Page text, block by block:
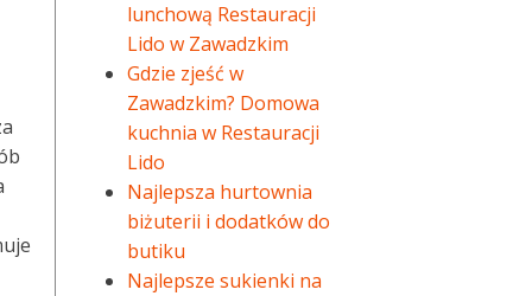
lunchową Restauracji
Lido w Zawadzkim
Gdzie zjeść w
Zawadzkim? Domowa
kuchnia w Restauracji
Lido
Najlepsza hurtownia
biżuterii i dodatków do
butiku
Najlepsze sukienki na